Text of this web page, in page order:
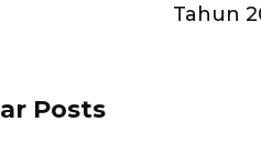
Tahun
Posts